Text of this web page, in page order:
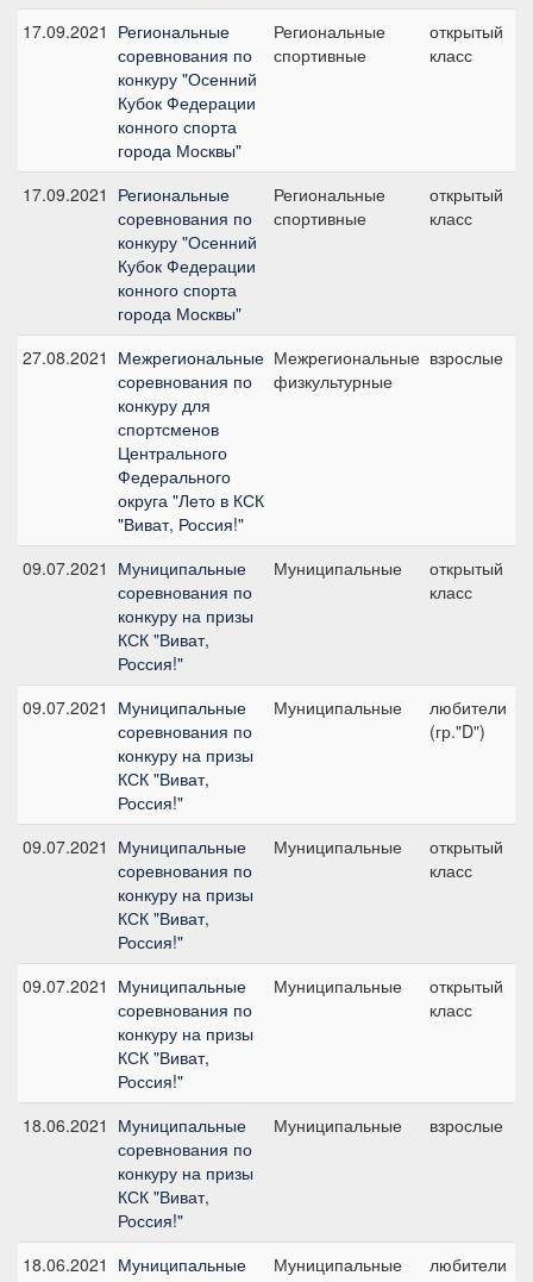
17.09.2021 Региональные
соревнования по
конкуру "Осенний
Кубок Федерации
конного спорта
города Москвы"
Региональные
спортивные
открытый
класс
17.09.2021 Региональные
соревнования по
конкуру "Осенний
Кубок Федерации
конного спорта
города Москвы"
Региональные
спортивные
открытый
класс
27.08.2021 Межрегиональные
соревнования по
конкуру для
спортсменов
Центрального
Федерального
округа "Лето в КСК
"Виват, Россия!"
Межрегиональные
физкультурные
взрослые
09.07.2021 Муниципальные
соревнования по
конкуру на призы
КСК "Виват,
Россия!"
Муниципальные
открытый
класс
09.07.2021 Муниципальные
соревнования по
конкуру на призы
КСК "Виват,
Россия!"
Муниципальные
любители
(гр."D")
09.07.2021 Муниципальные
соревнования по
конкуру на призы
КСК "Виват,
Россия!"
Муниципальные
открытый
класс
09.07.2021 Муниципальные
соревнования по
конкуру на призы
КСК "Виват,
Россия!"
Муниципальные
открытый
класс
18.06.2021 Муниципальные
соревнования по
конкуру на призы
КСК "Виват,
Россия!"
Муниципальные взрослые
18.06.2021 Муниципальные
Муниципальные
любители